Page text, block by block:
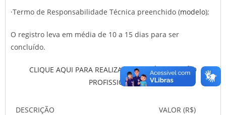
·Termo de Responsabilidade Técnica preenchido (modelo);
O registro leva em média de 10 a 15 dias para ser
concluído.
CLIQUE AQUI PARA REALIZAR SUA PRÉ-INSCRIÇÃO
PROFISSIONAL
DESCRIÇÃO VALOR (R$)